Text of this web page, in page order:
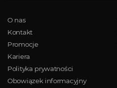
O nas
Kontakt
Promocje
Kariera
Polityka prywatności
Obowiązek informacyjny